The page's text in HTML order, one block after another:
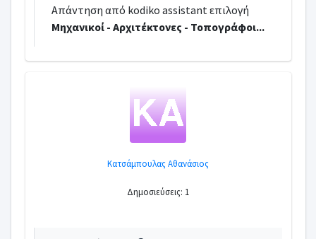
Απάντηση από kodiko assistant επιλογή
Μηχανικοί - Αρχιτέκτονες - Τοπογράφοι...
Κατσάμπουλας Αθανάσιος
Δημοσιεύσεις: 1